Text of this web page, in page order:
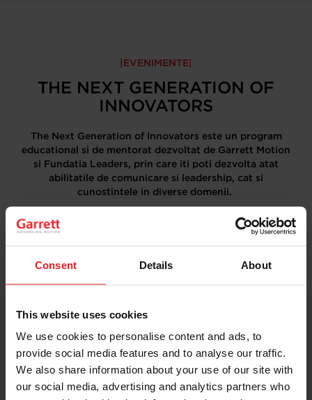
Consent Details About
This website uses cookies
We use cookies to personalise content and ads, to
provide social media features and to analyse our traffic.
We also share information about your use of our site with
our social media, advertising and analytics partners who
EVENIMENTE
THE NEXT GENERATION OF
INNOVATORS
The Next Generation of Innovators este un program
educational si de mentorat dezvoltat de Garrett Motion
si Fundatia Leaders, prin care iti poti dezvolta atat
abilitatile de comunicare si leadership, cat si
cunostintele in diverse domenii.
participanti – aplica acum si rezerva-ti locul in The Next
INSCRIE-TE AICI
Prezentă în România de peste 20 de ani, Garrett Motion
are în Bucureşti o fabrică de turbosuflante, un centru
de dezvoltare software şi un centru de servicii